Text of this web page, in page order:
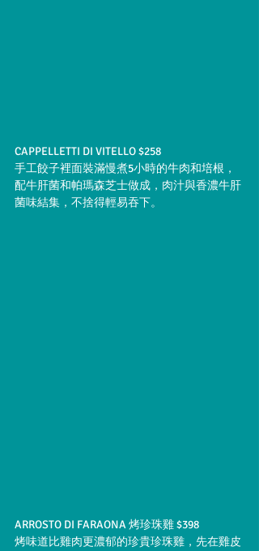
CAPPELLETTI DI VITELLO $258
手工餃子裡面裝滿慢煮5小時的牛肉和培根，
配牛肝菌和帕瑪森芝士做成，肉汁與香濃牛肝
菌味結集，不捨得輕易吞下。
ARROSTO DI FARAONA 烤珍珠雞 $398
烤味道比雞肉更濃郁的珍貴珍珠雞，先在雞皮